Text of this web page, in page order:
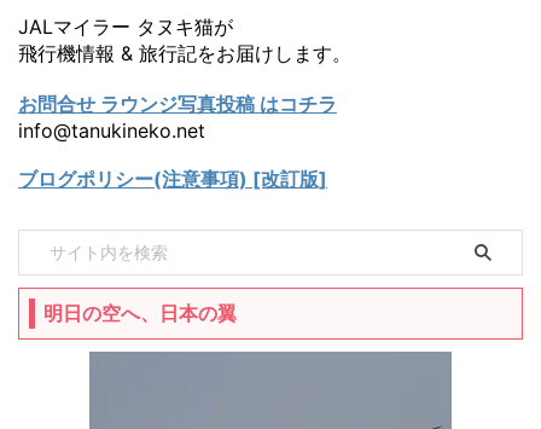
JALマイラー タヌキ猫が
飛行機情報 & 旅行記をお届けします。
お問合せ ラウンジ写真投稿 はコチラ
info@tanukineko.net
ブログポリシー(注意事項) [改訂版]
明日の空へ、日本の翼